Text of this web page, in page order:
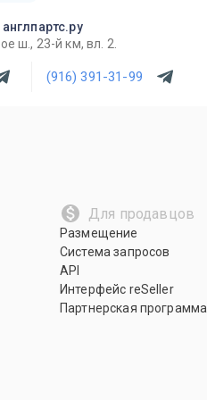
ш., 23-й км, вл. 2.
(916) 391-31-99
Для продавцов
Размещение
Система запросов
API
Интерфейс reSeller
Партнерская программа